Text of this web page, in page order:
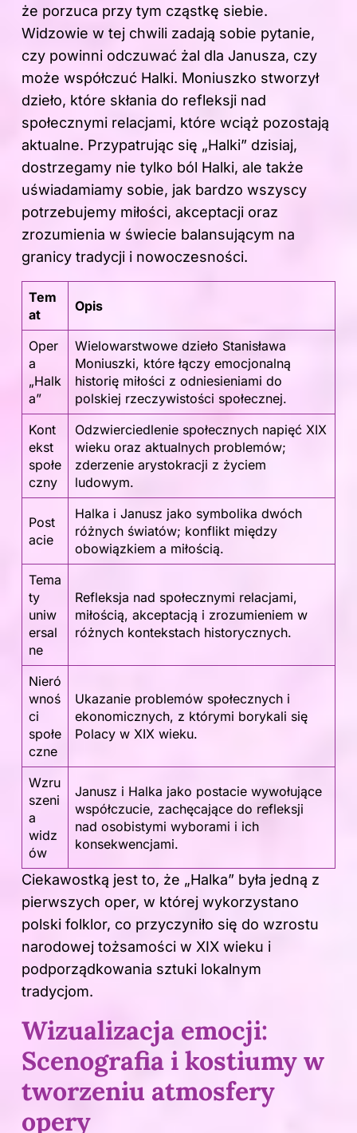
że porzuca przy tym cząstkę siebie.
Widzowie w tej chwili zadają sobie pytanie,
czy powinni odczuwać żal dla Janusza, czy
może współczuć Halki. Moniuszko stworzył
dzieło, które skłania do refleksji nad
społecznymi relacjami, które wciąż pozostają
aktualne. Przypatrując się „Halki” dzisiaj,
dostrzegamy nie tylko ból Halki, ale także
uświadamiamy sobie, jak bardzo wszyscy
potrzebujemy miłości, akceptacji oraz
zrozumienia w świecie balansującym na
granicy tradycji i nowoczesności.
Tem
at
Opis
Oper
a
„Halk
a”
Wielowarstwowe dzieło Stanisława
Moniuszki, które łączy emocjonalną
historię miłości z odniesieniami do
polskiej rzeczywistości społecznej.
Kont
ekst
społe
czny
Odzwierciedlenie społecznych napięć XIX
wieku oraz aktualnych problemów;
zderzenie arystokracji z życiem
ludowym.
Post
acie
Halka i Janusz jako symbolika dwóch
różnych światów; konflikt między
obowiązkiem a miłością.
Tema
ty
uniw
ersal
ne
Refleksja nad społecznymi relacjami,
miłością, akceptacją i zrozumieniem w
różnych kontekstach historycznych.
Nieró
wnoś
ci
społe
czne
Ukazanie problemów społecznych i
ekonomicznych, z którymi borykali się
Polacy w XIX wieku.
Wzru
szeni
a
widz
ów
Janusz i Halka jako postacie wywołujące
współczucie, zachęcające do refleksji
nad osobistymi wyborami i ich
konsekwencjami.
Ciekawostką jest to, że „Halka” była jedną z
pierwszych oper, w której wykorzystano
polski folklor, co przyczyniło się do wzrostu
narodowej tożsamości w XIX wieku i
podporządkowania sztuki lokalnym
tradycjom.
Wizualizacja emocji:
Scenografia i kostiumy w
tworzeniu atmosfery
opery